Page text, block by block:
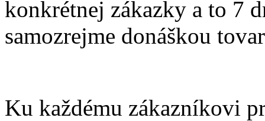
konkrétnej zákazky a to 7
samozrejme donáškou
Ku každému zákazníkovi